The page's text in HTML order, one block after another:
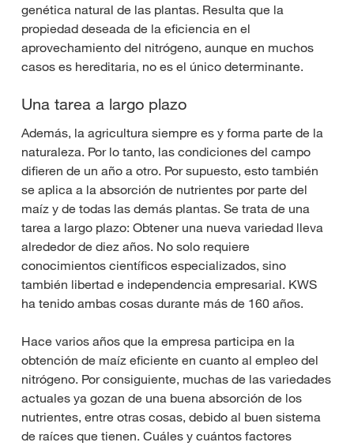
genética natural de las plantas. Resulta que la
propiedad deseada de la eficiencia en el
aprovechamiento del nitrógeno, aunque en muchos
casos es hereditaria, no es el único determinante.
Una tarea a largo plazo
Además, la agricultura siempre es y forma parte de la
naturaleza. Por lo tanto, las condiciones del campo
difieren de un año a otro. Por supuesto, esto también
se aplica a la absorción de nutrientes por parte del
maíz y de todas las demás plantas. Se trata de una
tarea a largo plazo: Obtener una nueva variedad lleva
alrededor de diez años. No solo requiere
conocimientos científicos especializados, sino
también libertad e independencia empresarial. KWS
ha tenido ambas cosas durante más de 160 años.
Hace varios años que la empresa participa en la
obtención de maíz eficiente en cuanto al empleo del
nitrógeno. Por consiguiente, muchas de las variedades
actuales ya gozan de una buena absorción de los
nutrientes, entre otras cosas, debido al buen sistema
de raíces que tienen. Cuáles y cuántos factores